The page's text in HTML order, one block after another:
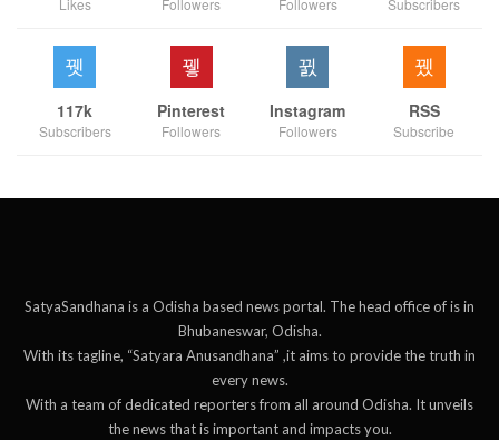
Likes Followers Followers Subscribers
117k
Subscribers
Pinterest
Followers
Instagram
Followers
RSS
Subscribe
SatyaSandhana is a Odisha based news portal. The head office of is in
Bhubaneswar, Odisha.
With its tagline, “Satyara Anusandhana” ,it aims to provide the truth in
every news.
With a team of dedicated reporters from all around Odisha. It unveils
the news that is important and impacts you.